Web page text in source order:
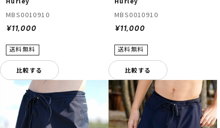
MBS0010910
¥11,000
比較する
MBS0010910
¥11,000
比較する